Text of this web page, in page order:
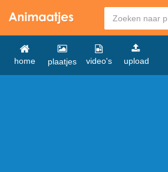
home plaatjes video's upload